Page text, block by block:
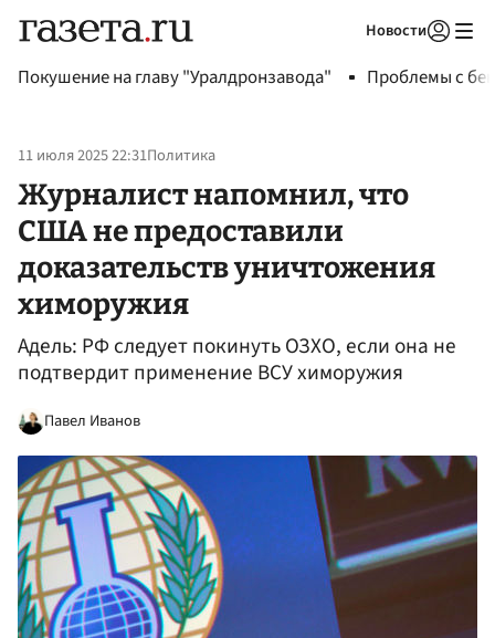
Новости
Покушение на главу "Уралдронзавода" Проблемы с
11 июля 2025 22:31Политика
Журналист напомнил, что
США не предоставили
доказательств уничтожения
химоружия
Адель: РФ следует покинуть ОЗХО, если она не
подтвердит применение ВСУ химоружия
Павел Иванов